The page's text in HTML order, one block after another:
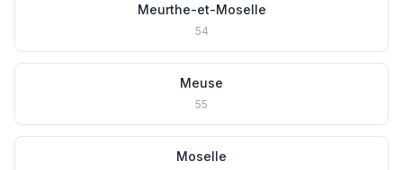
Meurthe-et-Moselle
54
Meuse
55
Moselle